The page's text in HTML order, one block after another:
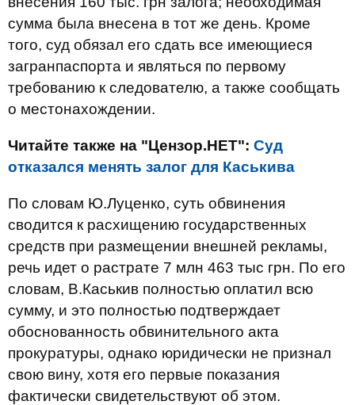
сумма была внесена в тот же день. Кроме
того, суд обязал его сдать все имеющиеся
загранпаспорта и являться по первому
требованию к следователю, а также сообщать
о местонахождении.
Читайте также на "Цензор.НЕТ": Суд
отказался менять залог для Каськива
По словам Ю.Луценко, суть обвинения
сводится к расхищению государственных
средств при размещении внешней рекламы,
речь идет о растрате 7 млн 463 тыс грн. По его
словам, В.Каськив полностью оплатил всю
сумму, и это полностью подтверждает
обоснованность обвинительного акта
прокуратуры, однако юридически не признал
свою вину, хотя его первые показания
фактически свидетельствуют об этом.